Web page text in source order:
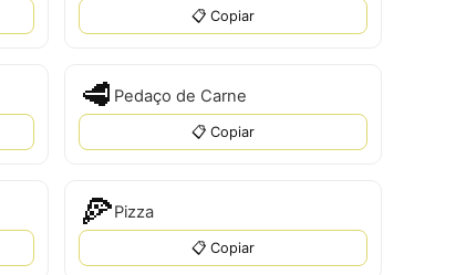
📋 Copiar
🥩 Pedaço de Carne
📋 Copiar
🍕Pizza
📋 Copiar